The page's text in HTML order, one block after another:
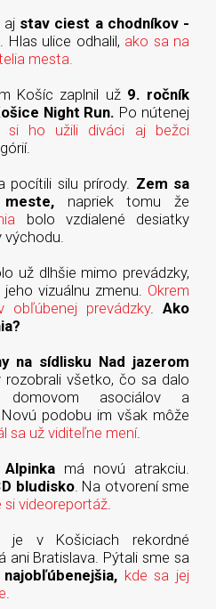
aj stav ciest a chodníkov -
Hlas ulice odhalil, ako sa na
mesta.
Košíc zaplnil už 9. ročník
Night Run. Po nútenej
si ho užili diváci aj bežci
pocítili silu prírody. Zem sa
napriek tomu že
bolo vzdialené desiatky
už dlhšie mimo prevádzky,
vizuálnu zmenu. Okrem
prevádzky. Ako
na sídlisku Nad jazerom
všetko, čo sa dalo
asociálov a
podobu im však môže
sa už viditeľne mení.
Alpinka má novú atrakciu.
bludisko. Na otvorení sme
si videoreportáž
je v Košiciach rekordné
ani Bratislava. Pýtali sme sa
kde sa jej